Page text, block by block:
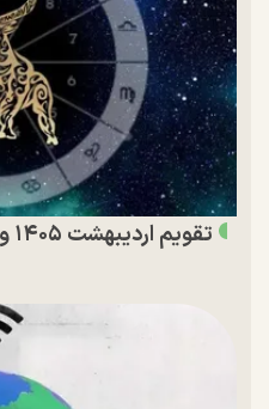
تقویم اردیبهشت ۱۴۰۵ و روز‌های تعطیل این ماه